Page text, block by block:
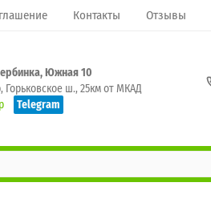
Контакты Отзывы
Южная 10
Горьковское ш., 25км от МКАД
Telegram